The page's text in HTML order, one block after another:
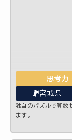
思考力
宮城県
独自のパズルで算数
ます。